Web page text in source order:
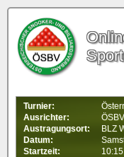
Turnier:
Ausrichter:
ÖSBV
Austragungsort:
BLZ
Datum:
Startzeit: